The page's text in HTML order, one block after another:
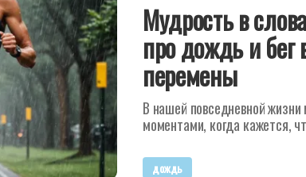
Мудрость в
про дождь и бег
перемены
В нашей повседневной
моментами, когда кажется,
дождь